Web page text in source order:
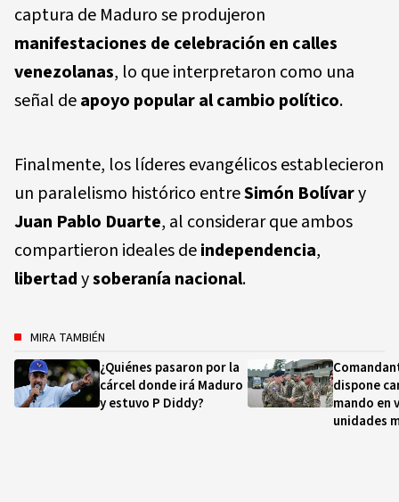
captura de Maduro se produjeron
manifestaciones de celebración en calles
venezolanas, lo que interpretaron como una
señal deapoyo popular al cambio político.
Finalmente, los líderes evangélicos establecieron
un paralelismo histórico entreSimón Bolívary
Juan Pablo Duarte, al considerar que ambos
compartieron ideales deindependencia,
libertadysoberanía nacional.
MIRA TAMBIÉN
¿Quiénes pasaron por la
cárcel donde irá Maduro
y estuvo P Diddy?
dispone
mando en
unidades